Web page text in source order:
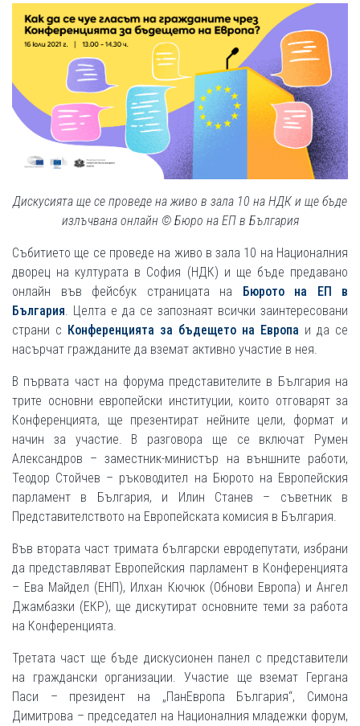
Дискусията ще се проведе на живо в зала 10 на НДК и ще бъде
излъчвана онлайн © Бюро на ЕПв България
Събитието ще се проведе на живо в зала 10 на Националния
дворец на културата в София (НДК) и ще бъде предавано
онлайн във фейсбук страницата на Бюрото на ЕП в
България
Целта е да се запознаят всички заинтересовани
страни с Конференцията за бъдещето на Европа и да се
насърчат гражданите да вземат активно участие в нея.
В първата част на форума представителите в България на
трите основни европейски институции, които отговарят за
Конференцията, ще презентират нейните цели, формат и
начин за участие. В разговора ще се включат Румен
Александров – заместник-министър на външните работи,
Теодор Стойчев – ръководител на Бюрото на Европейския
парламент в България, и Илин Станев – съветник в
Представителството на Европейската комисия в България.
Във втората част тримата български евродепутати, избрани
да представляват Европейския парламент в Конференцията
– Ева Майдел (ЕНП), Илхан Кючюк (Обнови Европа) и Ангел
Джамбазки (ЕКР), ще дискутират основните теми за работа
на Конференцията.
Третата част ще бъде дискусионен панел с представители
на граждански организации. Участие ще вземат Гергана
Паси – президент на „ПанЕвропа България“, Симона
Димитрова – председател на Националния младежки форум,